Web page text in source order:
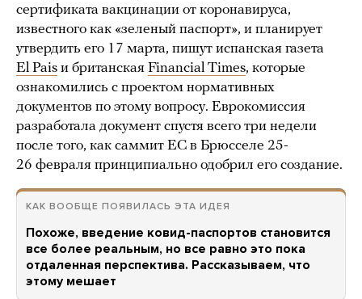
сертификата вакцинации от коронавируса,
известного как «зеленый паспорт», и планирует
утвердить его 17 марта, пишут испанская газета
El Pais и британская Financial Times, которые
ознакомились с проектом нормативных
документов по этому вопросу. Еврокомиссия
разработала документ спустя всего три недели
после того, как саммит ЕС в Брюсселе 25-
26 февраля принципиально одобрил его создание.
КАК ВООБЩЕ ПОЯВИЛАСЬ ЭТА ИДЕЯ
Похоже, введение ковид-паспортов становится
все более реальным, но все равно это пока
отдаленная перспектива. Рассказываем, что
этому мешает